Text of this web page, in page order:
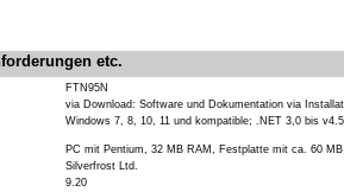
etc.
FTN95N
via Download: Software und Dokumentation via
Windows 7, 8, 10, 11 und kompatible; .NET 3,0 bis v4.5
PC mit Pentium, 32 MB RAM, Festplatte mit ca. 60
Silverfrost Ltd.
9.20